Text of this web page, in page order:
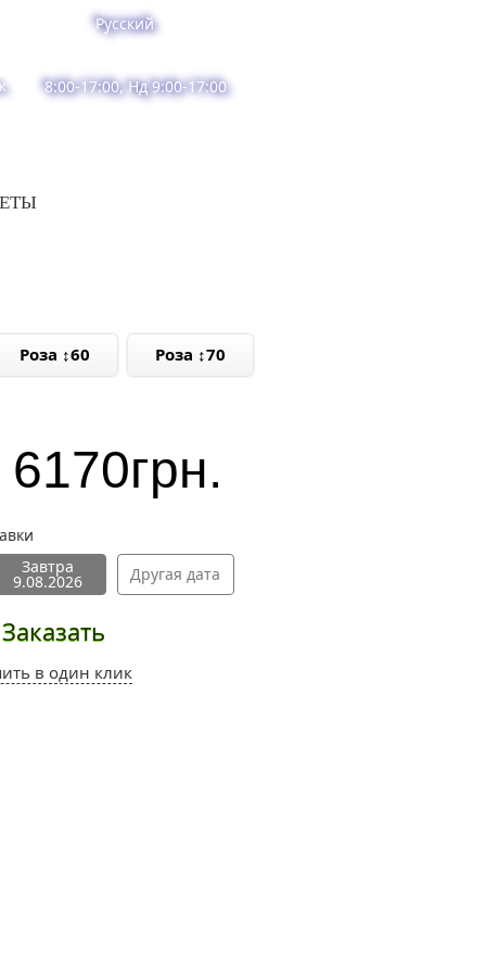
Русский
8:00-17:00, Нд 9:00-17:00
Роза ↕60 Роза ↕70
6170грн.
Завтра
9.08.2026 Другая дата
Заказать
в один клик